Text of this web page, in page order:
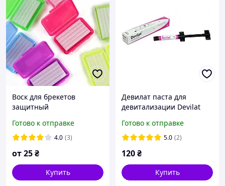
Воск для брекетов
защитный
Готово к отправке
4.0 (3)
от25₴
Купить
Девилат паста для
девитализации Devilat
Готово к отправке
5.0 (2)
120₴
Купить